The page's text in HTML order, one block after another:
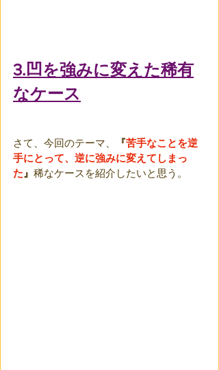
3.凹を強みに変えた稀有
なケース
さて、今回のテーマ、 『苦手なことを逆
手にとって、逆に強みに変えてしまっ
た 』 稀なケースを紹介したいと思う。